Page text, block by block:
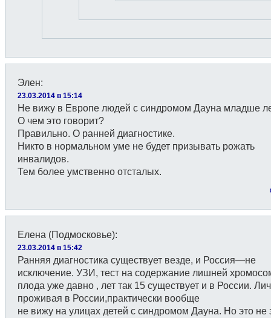
Элен:
23.03.2014 в 15:14
Не вижу в Европе людей с синдромом Дауна младше
О чем это говорит?
Правильно. О ранней диагностике.
Никто в нормальном уме не будет призывать рожать
инвалидов.
Тем более умственно отсталых.
Елена (Подмосковье):
23.03.2014 в 15:42
Ранняя диагностика существует везде, и Россия—не
исключение. УЗИ, тест на содержание лишней
плода уже давно , лет так 15 существует и в России.
проживая в России,практически вообще
не вижу на улицах детей с синдромом Дауна. Но это не